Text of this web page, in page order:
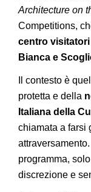
Architecture on
Competitions,
centro
Bianca e
Il contesto è
protetta e della
Italiana della
chiamata a farsi
programma,
discrezione e